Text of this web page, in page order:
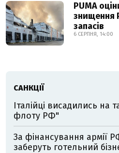
PUMA
знищення
запасів
6 СЕРПНЯ, 14:00
САНКЦІЇ
Італійці висадились на
флоту РФ"
За фінансування армії
заберуть готельний